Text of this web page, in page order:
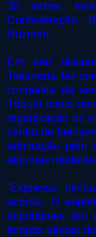
30 vezes,
Confederação
Nuzman.
Em seu
Takaneda, fez
conquista da
Tóquio como
organização do
centro de
admiração pelo
algumas
“Expresso
acordo. O
importantes
tempos atletas